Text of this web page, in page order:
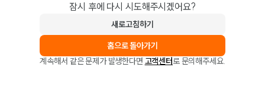
잠시 후에 다시 시도해주시겠어요?
새로고침하기
홈으로 돌아가기
계속해서 같은 문제가 발생한다면 고객센터로 문의해주세요.